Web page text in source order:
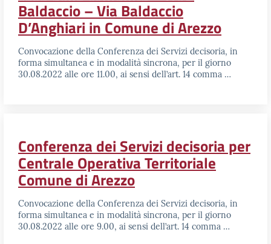
Baldaccio – Via Baldaccio
D’Anghiari in Comune di Arezzo
Convocazione della Conferenza dei Servizi decisoria, in
forma simultanea e in modalità sincrona, per il giorno
30.08.2022 alle ore 11.00, ai sensi dell’art. 14 comma …
Conferenza dei Servizi decisoria per
Centrale Operativa Territoriale
Comune di Arezzo
Convocazione della Conferenza dei Servizi decisoria, in
forma simultanea e in modalità sincrona, per il giorno
30.08.2022 alle ore 9.00, ai sensi dell’art. 14 comma …